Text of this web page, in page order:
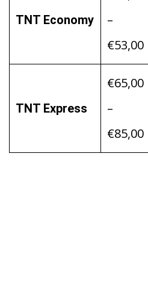
TNT Economy
–
€53,00
TNT Express
€65,00
–
€85,00